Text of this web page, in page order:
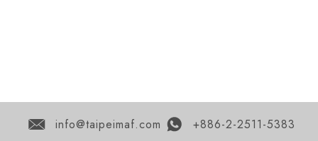
info@taipeimaf.com +886-2-2511-5383